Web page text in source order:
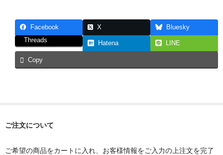
お問い合わせ
通信販売
今月の特価品
アルテ
アートポスター
Facebook X
Bluesky
Threads
Hatena LINE
Copy
ご注文について
ご希望の商品をカートに入れ、お客様情報をご入力の上注文を完了